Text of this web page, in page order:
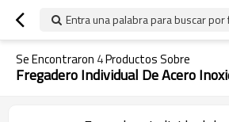
Entra una palabra para buscar por
Se Encontraron 4Productos Sobre
Fregadero Individual De Acero